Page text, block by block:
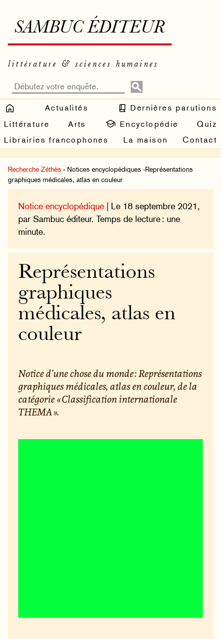
SAMBUC ÉDITEUR
littérature & sciences humaines
Actualités
Dernières parutions
Littérature
Arts Encyclopédie
Quiz
Librairies francophones
La maison Contact
Recherche Zéthès › Notices encyclopédiques ›Représentations
graphiques médicales, atlas en couleur
Notice encyclopédique | Le 18 septembre 2021,
par Sambuc éditeur. Temps de lecture : une
minute.
Représentations
graphiques
médicales, atlas en
couleur
Notice d’une chose du monde : Représentations
graphiques médicales, atlas en couleur, de la
catégorie « Classification internationale
THEMA ».